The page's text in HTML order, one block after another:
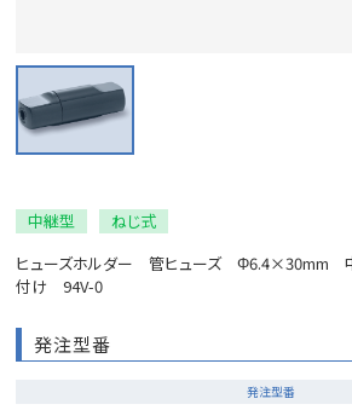
中継型
ねじ式
ヒューズホルダー 管ヒューズ Φ6.4×30mm
付け 94V-0
発注型番
発注型番